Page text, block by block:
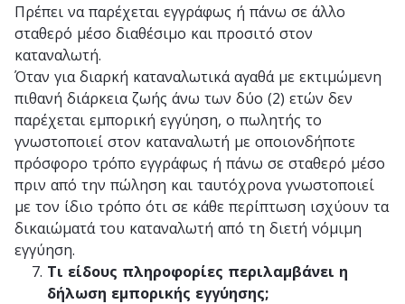
Πρέπει να παρέχεται εγγράφως ή πάνω σε άλλο
σταθερό μέσο διαθέσιμο και προσιτό στον
καταναλωτή.
Όταν για διαρκή καταναλωτικά αγαθά με εκτιμώμενη
πιθανή διάρκεια ζωής άνω των δύο (2) ετών δεν
παρέχεται εμπορική εγγύηση, ο πωλητής το
γνωστοποιεί στον καταναλωτή με οποιονδήποτε
πρόσφορο τρόπο εγγράφως ή πάνω σε σταθερό μέσο
πριν από την πώληση και ταυτόχρονα γνωστοποιεί
με τον ίδιο τρόπο ότι σε κάθε περίπτωση ισχύουν τα
δικαιώματά του καταναλωτή από τη διετή νόμιμη
εγγύηση.
Τι είδους πληροφορίες περιλαμβάνει η
δήλωση εμπορικής εγγύησης;